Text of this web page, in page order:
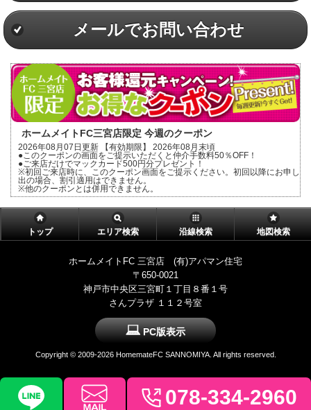
メールでお問い合わせ
ホームメイトFC三宮店限定 今週のクーポン
2026年08月07日更新 【有効期限】 2026年08月末頃
●このクーポンの画面をご提示いただくと仲介手数料50％OFF！
●ご来店だけでマックカード500円分プレゼント！
※初回ご来店時に、このクーポン画面をご提示ください。初回以降にお申し
出の場合、割引適用はできません。
※他のクーポンとは併用できません。
トップ エリア検索 沿線検索 地図検索
ホームメイトFC 三宮店 (有)アパマン住宅
〒650-0021
神戸市中央区三宮町１丁目８番１号
さんプラザ １１２号室
078-334-2960
PC版表示
Copyright © 2009-2026 HomemateFC SANNOMIYA. All rights reserved.